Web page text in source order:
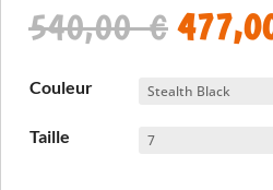
540,00€Le
prix
initial
Couleur
Taille